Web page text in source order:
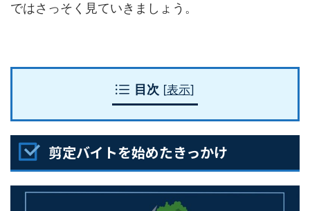
ではさっそく見ていきましょう。
目次 [表示]
剪定バイトを始めたきっかけ